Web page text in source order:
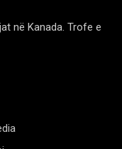
në Kanada. Trofe e